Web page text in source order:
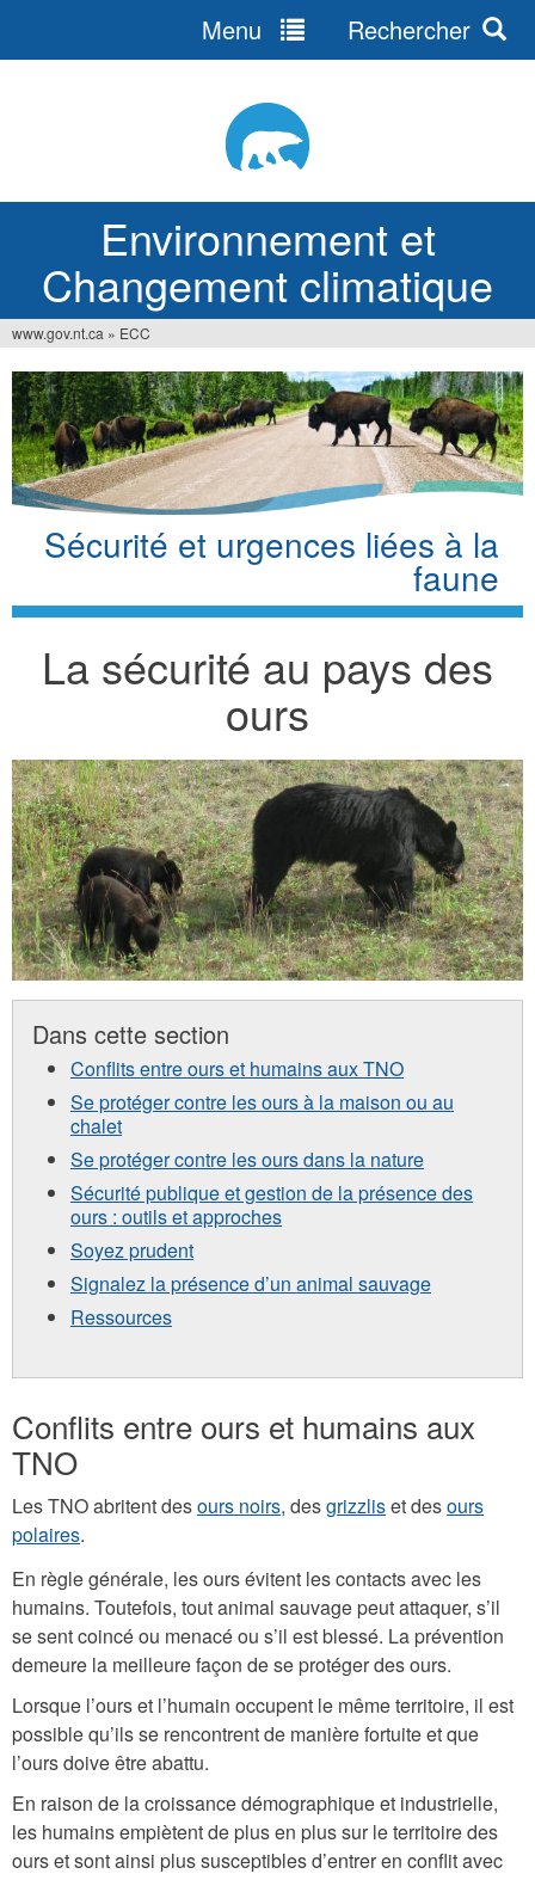
Environnement et
Changement climatique
Menu Rechercher
Vous
êtes
ici
www.gov.nt.ca » ECC
Sécurité et urgences liées à la
faune
La sécurité au pays des
ours
Dans cette section
Conflits entre ours et humains aux TNO
Se protéger contre les ours à la maison ou au
chalet
Se protéger contre les ours dans la nature
Sécurité publique et gestion de la présence des
ours : outils et approches
Soyez prudent
Signalez la présence d’un animal sauvage
Ressources
Conflits entre ours et humains aux
TNO
Les TNO abritent desours noirs, desgrizzliset desours
polaires.
En règle générale, les ours évitent les contacts avec les
humains. Toutefois, tout animal sauvage peut attaquer, s’il
se sent coincé ou menacé ou s’il est blessé. La prévention
demeure la meilleure façon de se protéger des ours.
Lorsque l’ours et l’humain occupent le même territoire, il est
possible qu’ils se rencontrent de manière fortuite et que
l’ours doive être abattu.
En raison de la croissance démographique et industrielle,
les humains empiètent de plus en plus sur le territoire des
ours et sont ainsi plus susceptibles d’entrer en conflit avec